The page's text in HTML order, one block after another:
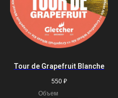
Tour de Grapefruit Blanche
550 ₽
Объем